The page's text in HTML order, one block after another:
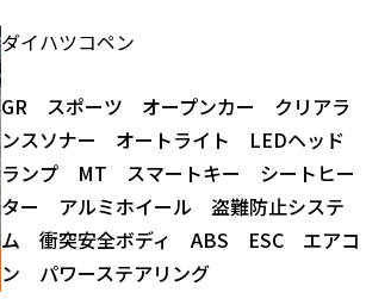
ダイハツコペン
GR スポーツ オープンカー クリアラ
ンスソナー オートライト LEDヘッド
ランプ MT スマートキー シートヒー
ター アルミホイール 盗難防止システ
ム 衝突安全ボディ ABS ESC エアコ
ン パワーステアリング